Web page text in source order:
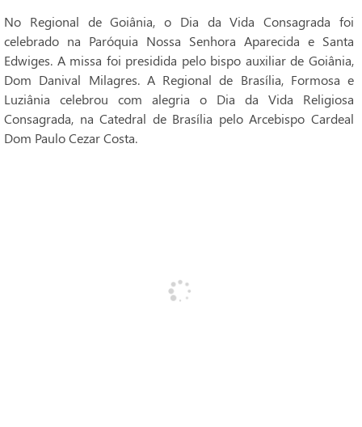
No Regional de Goiânia, o Dia da Vida Consagrada foi
celebrado na Paróquia Nossa Senhora Aparecida e Santa
Edwiges. A missa foi presidida pelo bispo auxiliar de Goiânia,
Dom Danival Milagres. A Regional de Brasília, Formosa e
Luziânia celebrou com alegria o Dia da Vida Religiosa
Consagrada, na Catedral de Brasília pelo Arcebispo Cardeal
Dom Paulo Cezar Costa.